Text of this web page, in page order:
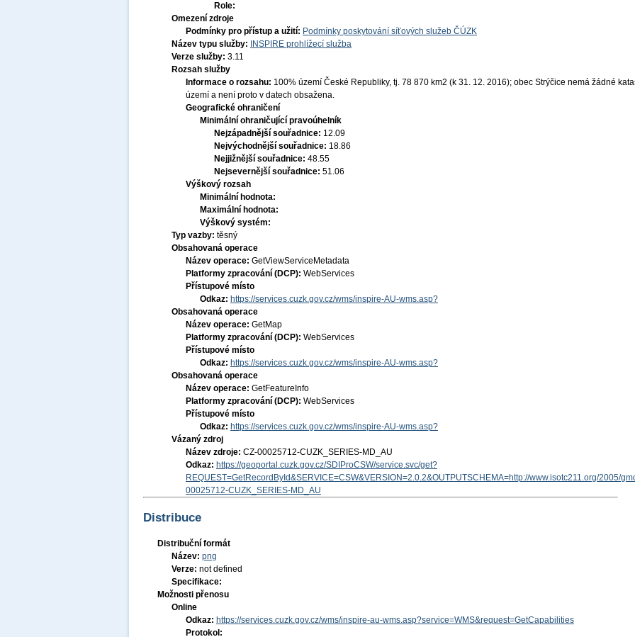
Role:
Omezení zdroje
Podmínky pro přístup a užití: Podmínky poskytování síťových služeb ČÚZK
Název typu služby:
INSPIRE prohlížecí služba
Verze služby: 3.11
Rozsah služby
Informace o rozsahu: 100% území České Republiky, tj. 78 870 km2 (k 31. 12. 2016); obec Strýčice nemá žádné
území a není proto v datech obsažena.
Geografické ohraničení
Minimální ohraničující pravoúhelník
Nejzápadnější souřadnice: 12.09
Nejvýchodnější souřadnice: 18.86
Nejjižnější souřadnice: 48.55
Nejsevernější souřadnice: 51.06
Výškový rozsah
Minimální hodnota:
Maximální hodnota:
Výškový systém:
Typ vazby: těsný
Obsahovaná operace
Název operace: GetViewServiceMetadata
Platformy zpracování (DCP): WebServices
Přístupové místo
Odkaz: https://services.cuzk.gov.cz/wms/inspire-AU-wms.asp?
Obsahovaná operace
Název operace: GetMap
Platformy zpracování (DCP): WebServices
Přístupové místo
Odkaz: https://services.cuzk.gov.cz/wms/inspire-AU-wms.asp?
Obsahovaná operace
Název operace: GetFeatureInfo
Platformy zpracování (DCP): WebServices
Přístupové místo
Odkaz: https://services.cuzk.gov.cz/wms/inspire-AU-wms.asp?
Vázaný zdroj
Název zdroje: CZ-00025712-CUZK_SERIES-MD_AU
Odkaz: https://geoportal.cuzk.gov.cz/SDIProCSW/service.svc/get?
REQUEST=GetRecordById&SERVICE=CSW&VERSION=2.0.2&OUTPUTSCHEMA=http://www.isotc211.org/2005/
00025712-CUZK_SERIES-MD_AU
Distribuce
Distribuční formát
Název: png
Verze: not defined
Specifikace:
Možnosti přenosu
Online
Odkaz: https://services.cuzk.gov.cz/wms/inspire-au-wms.asp?service=WMS&request=GetCapabilities
Protokol: